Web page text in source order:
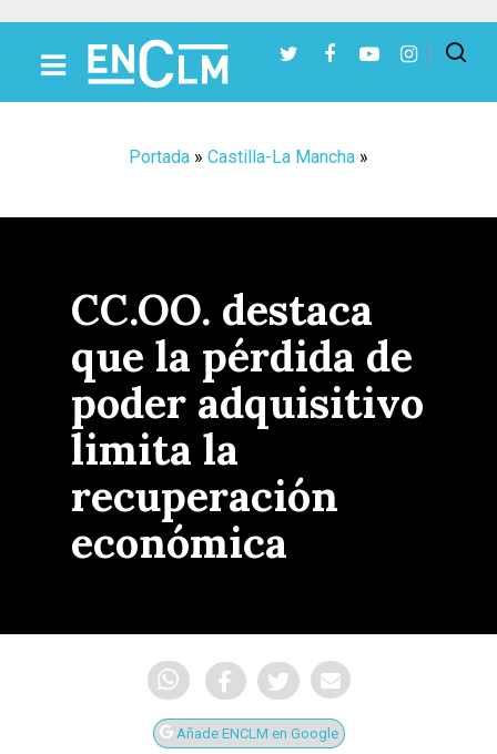
Portada » Castilla-La Mancha »
CC.OO. destaca
que la pérdida de
poder adquisitivo
limita la
recuperación
económica
Añade ENCLM en Google